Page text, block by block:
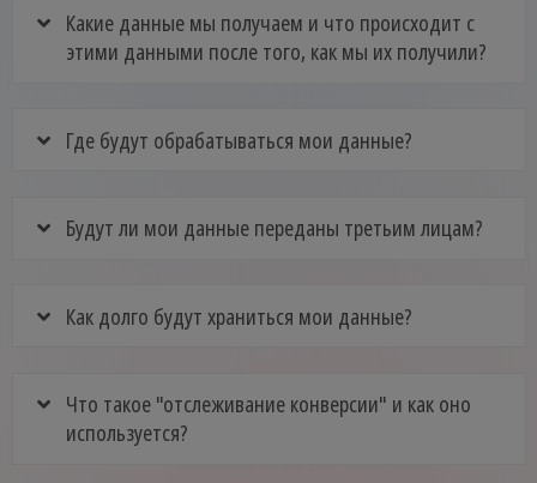
Какие данные мы получаем и что происходит с
этими данными после того, как мы их получили?
Где будут обрабатываться мои данные?
Будут ли мои данные переданы третьим лицам?
Как долго будут храниться мои данные?
Что такое "отслеживание конверсии" и как оно
используется?